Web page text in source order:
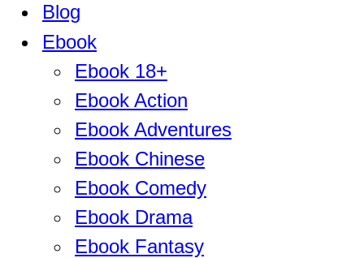
Blog
Ebook
Ebook 18+
Ebook Action
Ebook Adventures
Ebook Chinese
Ebook Comedy
Ebook Drama
Ebook Fantasy